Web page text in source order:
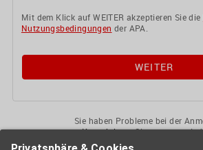
Mit dem Klick auf WEITER akzeptieren Sie die
Nutzungsbedingungen der APA.
Sie haben Probleme bei der
KontaktierenSie uns gerne